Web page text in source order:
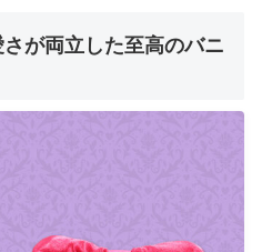
さが両立した至高のバニ